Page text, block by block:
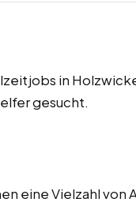
in
gesucht.
eine Vielzahl von